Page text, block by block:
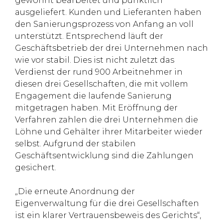
ausgeliefert. Kunden und Lieferanten haben
den Sanierungsprozess von Anfang an voll
unterstützt. Entsprechend läuft der
Geschäftsbetrieb der drei Unternehmen nach
wie vor stabil. Dies ist nicht zuletzt das
Verdienst der rund 900 Arbeitnehmer in
diesen drei Gesellschaften, die mit vollem
Engagement die laufende Sanierung
mitgetragen haben. Mit Eröffnung der
Verfahren zahlen die drei Unternehmen die
Löhne und Gehälter ihrer Mitarbeiter wieder
selbst. Aufgrund der stabilen
Geschäftsentwicklung sind die Zahlungen
gesichert.
„Die erneute Anordnung der
Eigenverwaltung für die drei Gesellschaften
ist ein klarer Vertrauensbeweis des Gerichts“,